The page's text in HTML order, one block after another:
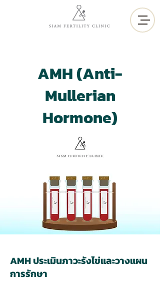
AMH (Anti-
Mullerian
Hormone)
AMH ประเมินภาวะรังไข่และวางแผน
การรักษา